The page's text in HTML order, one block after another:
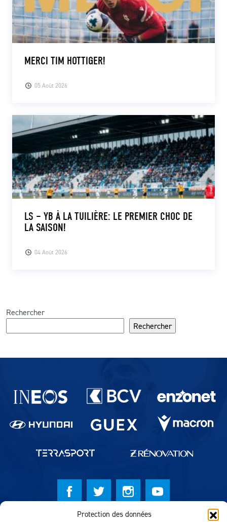
Protection des données
05 Août 2026
MERCI TIM HOTTIGER!
04 Août 2026
LS – YB À LA TUILIÈRE: LE PREMIER CHOC DE
LA SAISON!
Rechercher
Rechercher
Partenaires du lausanne-Sport